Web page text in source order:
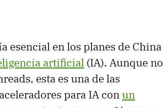
esencial en los planes de China
artificial (IA). Aunque no
esta es una de las
para IA conun